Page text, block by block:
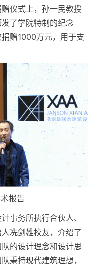
仪式上，孙一民教授
了学院特制的纪念
赠1000万元，用于支
报告
事务所执行合伙人、
冼剑雄校友，介绍了
的设计理念和设计思
秉持现代建筑理想，